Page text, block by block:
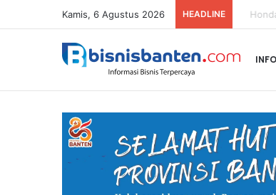
Kamis, 6 Agustus 2026 HEADLINE Honda